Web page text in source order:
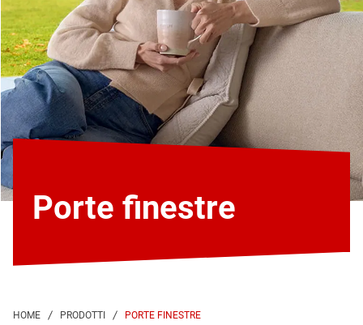
Porte finestre
PORTE FINESTRE